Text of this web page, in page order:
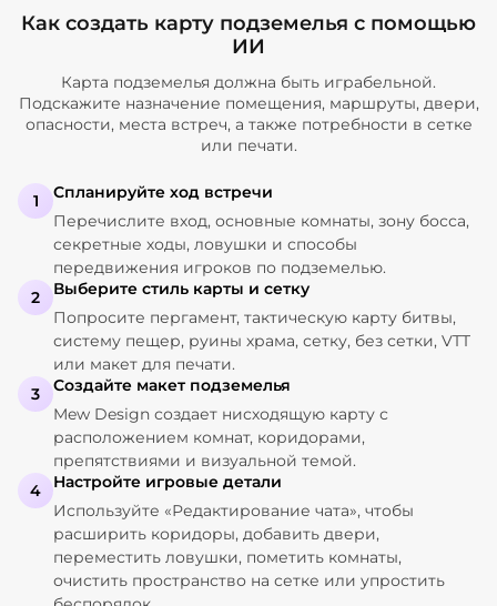
Как создать карту подземелья с помощью
ИИ
Карта подземелья должна быть играбельной.
Подскажите назначение помещения, маршруты, двери,
опасности, места встреч, а также потребности в сетке
или печати.
1
Спланируйте ход встречи
Перечислите вход, основные комнаты, зону босса,
секретные ходы, ловушки и способы
передвижения игроков по подземелью.
2
Выберите стиль карты и сетку
Попросите пергамент, тактическую карту битвы,
систему пещер, руины храма, сетку, без сетки, VTT
или макет для печати.
3
Создайте макет подземелья
Mew Design создает нисходящую карту с
расположением комнат, коридорами,
препятствиями и визуальной темой.
4
Настройте игровые детали
Используйте «Редактирование чата», чтобы
расширить коридоры, добавить двери,
переместить ловушки, пометить комнаты,
очистить пространство на сетке или упростить